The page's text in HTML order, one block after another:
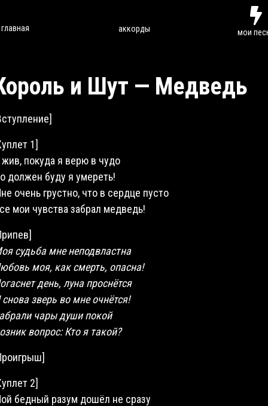
главная аккорды мои
и Шут — Медведь
1]
покуда я верю в чудо
должен буду я умереть!
очень грустно, что в сердце пусто
мои чувства забрал медведь!
судьба мне неподвластна
моя, как смерть, опасна!
день, луна проснётся
зверь во мне очнётся!
чары души покой
вопрос: Кто я такой?
2]
бедный разум дошёл не сразу